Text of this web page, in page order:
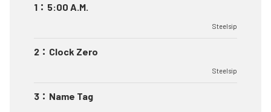
1 ： 5:00 A.M.
Steelsip
2 ： Clock Zero
Steelsip
3 ： Name Tag